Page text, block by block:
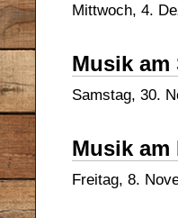
Mittwoch, 4.
Musik
Samstag, 30.
Musik am
Freitag, 8.